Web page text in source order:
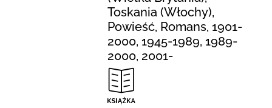
Toskania (Włochy),
Powieść, Romans, 1901-
2000, 1945-1989, 1989-
2000, 2001-